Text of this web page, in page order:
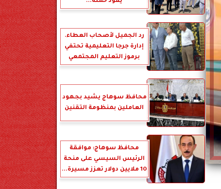
رد الجميل لأصحاب العطاء.
إدارة جرجا التعليمية تحتفي
برموز التعليم المجتمعي
محافظ سوهاج يشيد بجهود
العاملين بمنظومة التقنين
محافظ سوهاج: موافقة
الرئيس السيسي على منحة
10 ملايين دولار تعزز مسيرة...